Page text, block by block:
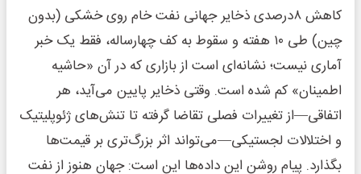
کاهش ۸درصدی ذخایر جهانی نفت خام روی خشکی (بدون
چین) طی ۱۰ هفته و سقوط به کف چهارساله، فقط یک خبر
آماری نیست؛ نشانه‌ای است از بازاری که در آن «حاشیه
اطمینان» کم شده است. وقتی ذخایر پایین می‌آید، هر
اتفاقی—از تغییرات فصلی تقاضا گرفته تا تنش‌های ژئوپلیتیک
و اختلالات لجستیکی—می‌تواند اثر بزرگ‌تری بر قیمت‌ها
بگذارد. پیام روشن این داده‌ها این است: جهان هنوز از نفت